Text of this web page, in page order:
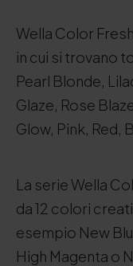
Wella Color
in cui si trovano
Pearl Blonde,
Glaze, Rose
Glow, Pink, Red,
La serie Wella
da 12 colori
esempio New
High Magenta o